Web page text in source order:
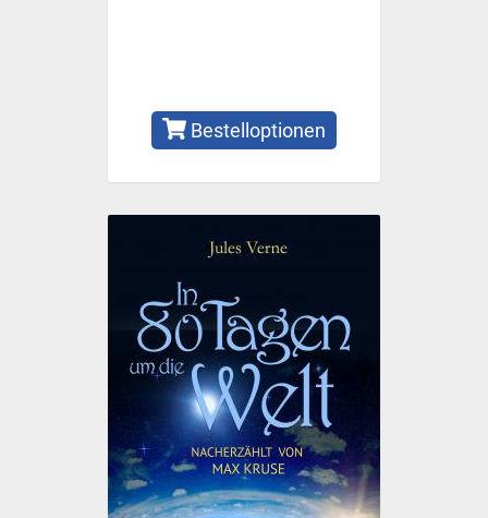
Bestelloptionen